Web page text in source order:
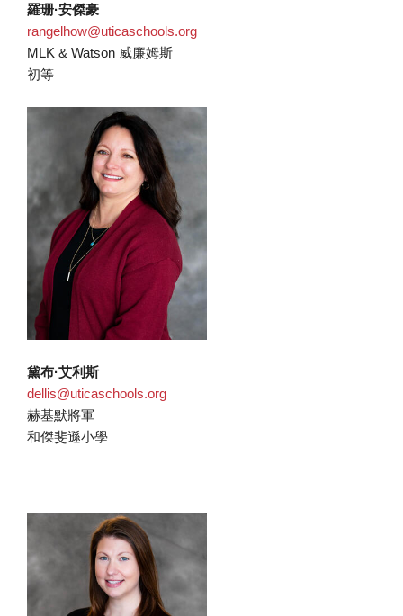
羅珊·安傑豪
rangelhow@uticaschools.org
MLK & Watson 威廉姆斯
初等
黛布·艾利斯
dellis@uticaschools.org
赫基默將軍
和傑斐遜小學